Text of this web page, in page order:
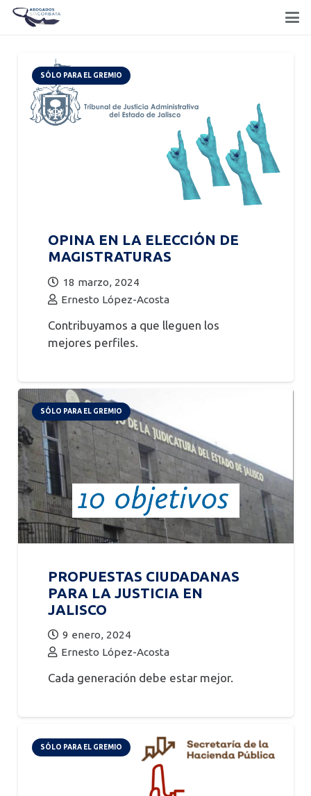
SÓLO PARA EL GREMIO
OPINA EN LA ELECCIÓN DE
MAGISTRATURAS
18 marzo, 2024
Ernesto López-Acosta
Contribuyamos a que lleguen los
mejores perfiles.
SÓLO PARA EL GREMIO
PROPUESTAS CIUDADANAS
PARA LA JUSTICIA EN
JALISCO
9 enero, 2024
Ernesto López-Acosta
Cada generación debe estar mejor.
SÓLO PARA EL GREMIO